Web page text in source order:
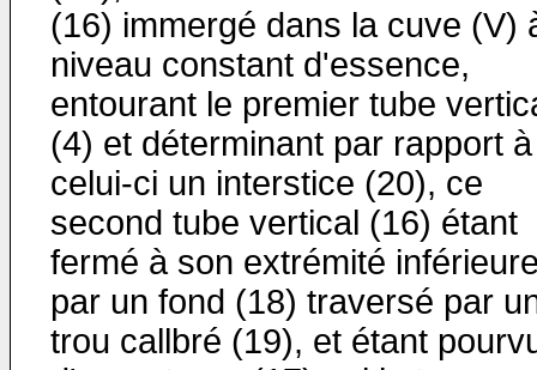
(16) immergé dans la cuve (V)
niveau constant d'essence,
entourant le premier tube
(4) et détermi­nant par rapport à
celui-ci un interstice (20), ce
second tube vertical (16) étant
fermé à son extrémité
par un fond (18) traversé par
trou callbré (19), et étant